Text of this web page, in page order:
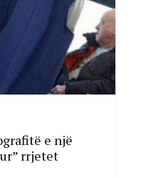
e një
rrjetet